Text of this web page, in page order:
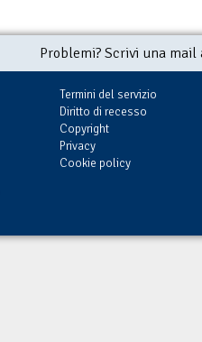
Problemi? Scrivi una
Termini del servizio
Diritto di recesso
Copyright
Privacy
Cookie policy